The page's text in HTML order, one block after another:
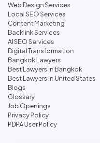
Web Design Services
Local SEO Services
Content Marketing
Backlink Services
AI SEO Services
Digital Transformation
Bangkok Lawyers
Best Lawyers in Bangkok
Best Lawyers In United States
Blogs
Glossary
Job Openings
Privacy Policy
PDPA User Policy